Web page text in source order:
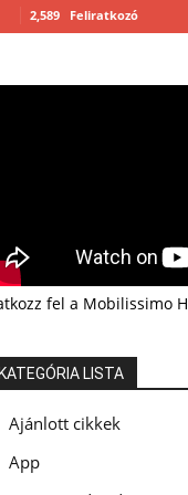
2,589 Feliratkozó
fel a Mobilissimo
LISTA
Ajánlott cikkek
App